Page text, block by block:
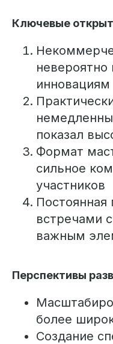
Ключевые
инновациям
показал
Формат
сильное
участников
встречами
важным
Перспективы
более
Создание